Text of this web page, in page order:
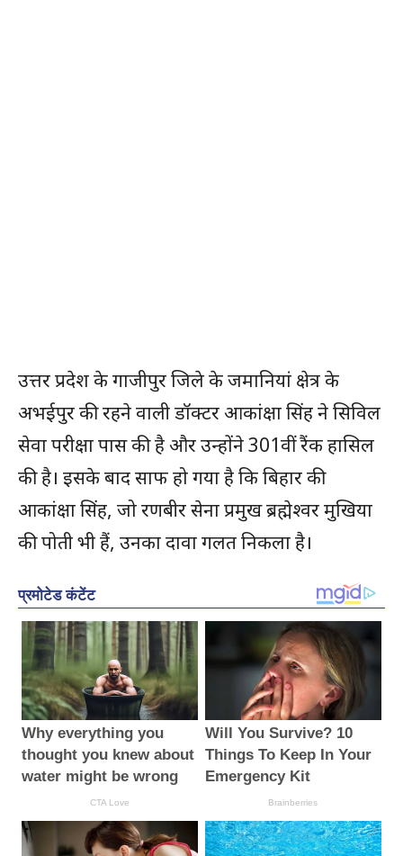
उत्तर प्रदेश के गाजीपुर जिले के जमानियां क्षेत्र के
अभईपुर की रहने वाली डॉक्टर आकांक्षा सिंह ने सिविल
सेवा परीक्षा पास की है और उन्होंने 301वीं रैंक हासिल
की है। इसके बाद साफ हो गया है कि बिहार की
आकांक्षा सिंह, जो रणबीर सेना प्रमुख ब्रह्मेश्वर मुखिया
की पोती भी हैं, उनका दावा गलत निकला है।